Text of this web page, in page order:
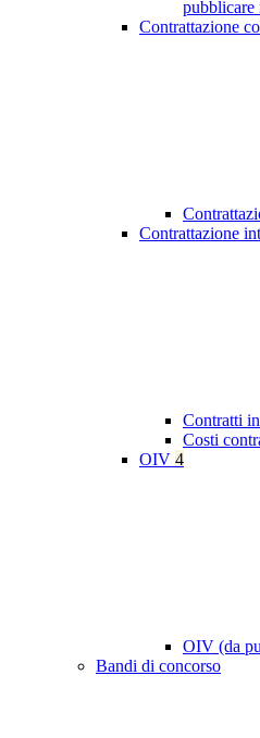
pubblicare
Contrattazione
Contrattazione
Contratti
Costi
OIV 4
OIV (da
Bandi di concorso